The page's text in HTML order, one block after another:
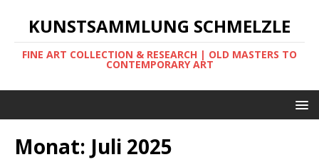
KUNSTSAMMLUNG SCHMELZLE
FINE ART COLLECTION & RESEARCH | OLD MASTERS TO
CONTEMPORARY ART
Monat: Juli 2025